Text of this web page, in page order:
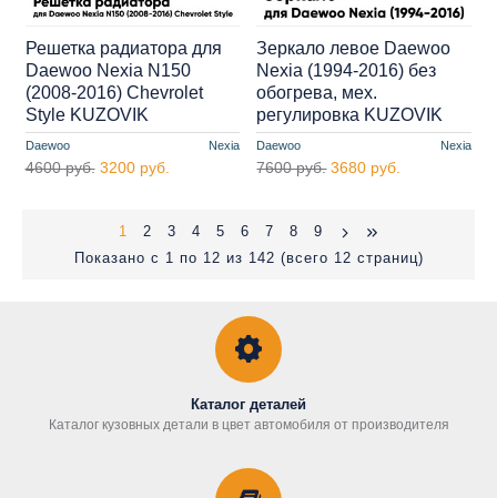
Daewoo Nexia
Решетка радиатора для
Daewoo Nexia N150
(2008-2016) Chevrolet
Style KUZOVIK
4600 руб. 3200 руб.
Daewoo Nexia
Зеркало левое Daewoo
Nexia (1994-2016) без
обогрева, мех.
регулировка KUZOVIK
7600 руб. 3680 руб.
1 2 3 4 5 6 7 8
9
Показано с 1 по 12 из 142 (всего 12 страниц)
Каталог деталей
Каталог кузовных детали в цвет автомобиля от производителя